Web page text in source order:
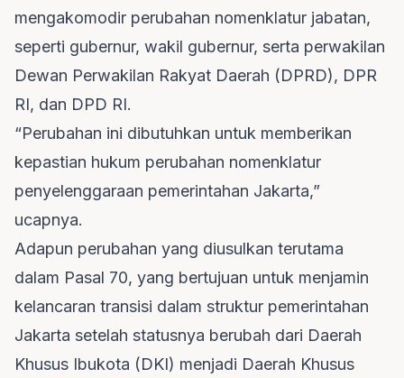
mengakomodir perubahan nomenklatur jabatan,
seperti gubernur, wakil gubernur, serta perwakilan
Dewan Perwakilan Rakyat Daerah (DPRD), DPR
RI, dan DPD RI.
“Perubahan ini dibutuhkan untuk memberikan
kepastian hukum perubahan nomenklatur
penyelenggaraan pemerintahan Jakarta,”
ucapnya.
Adapun perubahan yang diusulkan terutama
dalam Pasal 70, yang bertujuan untuk menjamin
kelancaran transisi dalam struktur pemerintahan
Jakarta setelah statusnya berubah dari Daerah
Khusus Ibukota (DKI) menjadi Daerah Khusus